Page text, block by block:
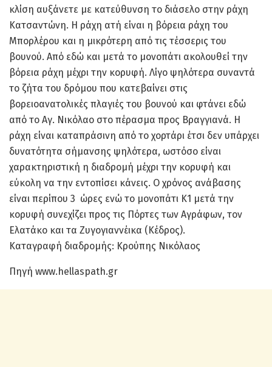
κλίση αυξάνετε με κατεύθυνση το διάσελο στην ράχη
Κατσαντώνη. Η ράχη ατή είναι η βόρεια ράχη του
Μπορλέρου και η μικρότερη από τις τέσσερις του
βουνού. Από εδώ και μετά το μονοπάτι ακολουθεί την
βόρεια ράχη μέχρι την κορυφή. Λίγο ψηλότερα συναντά
το ζήτα του δρόμου που κατεβαίνει στις
βορειοανατολικές πλαγιές του βουνού και φτάνει εδώ
από το Αγ. Νικόλαο στο πέρασμα προς Βραγγιανά. Η
ράχη είναι καταπράσινη από το χορτάρι έτσι δεν υπάρχει
δυνατότητα σήμανσης ψηλότερα, ωστόσο είναι
χαρακτηριστική η διαδρομή μέχρι την κορυφή και
εύκολη να την εντοπίσει κάνεις. Ο χρόνος ανάβασης
είναι περίπου 3 ώρες ενώ το μονοπάτι Κ1 μετά την
κορυφή συνεχίζει προς τις Πόρτες των Αγράφων, τον
Ελατάκο και τα Ζυγογιαννέικα (Κέδρος).
Καταγραφή διαδρομής: Κρούπης Νικόλαος
Πηγή www.hellaspath.gr